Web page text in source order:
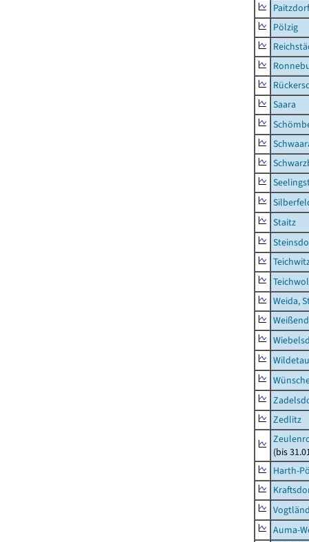
Paitzdorf
Pölzig
Saara
Staitz
Weida,
Zedlitz
(bis
Harth-
Auma-